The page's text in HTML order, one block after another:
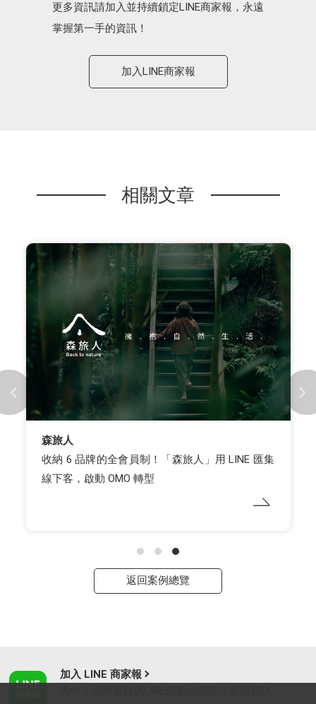
更多資訊請加入並持續鎖定LINE商家報，永遠
掌握第一手的資訊！
加入LINE商家報
相關文章
森旅人
收納 6 品牌的全會員制！「森旅人」用 LINE 匯集
線下客，啟動 OMO 轉型
返回案例總覽
加入 LINE 商家報